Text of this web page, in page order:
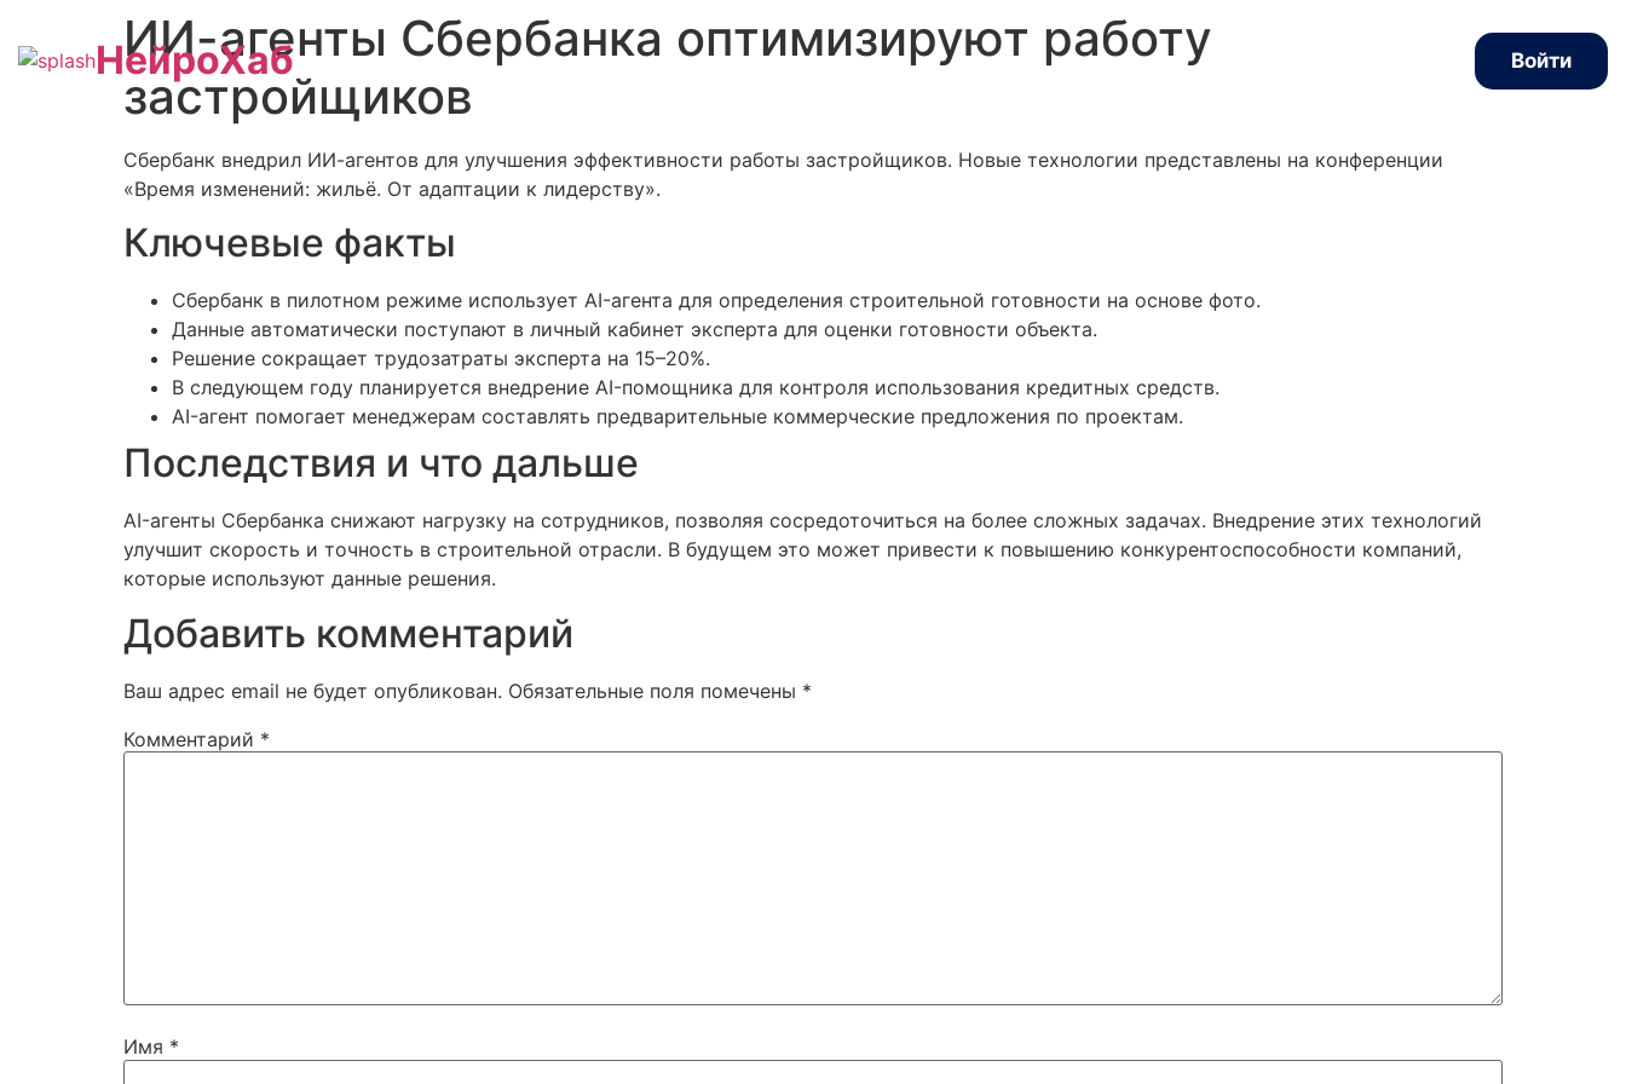
НейроХаб Войти
ИИ-агенты Сбербанка оптимизируют работу
застройщиков
Сбербанк внедрил ИИ-агентов для улучшения эффективности работы застройщиков. Новые технологии представлены на конференции
«Время изменений: жильё. От адаптации к лидерству».
Ключевые факты
Сбербанк в пилотном режиме использует AI-агента для определения строительной готовности на основе фото.
Данные автоматически поступают в личный кабинет эксперта для оценки готовности объекта.
Решение сокращает трудозатраты эксперта на 15–20%.
В следующем году планируется внедрение AI-помощника для контроля использования кредитных средств.
AI-агент помогает менеджерам составлять предварительные коммерческие предложения по проектам.
Последствия и что дальше
AI-агенты Сбербанка снижают нагрузку на сотрудников, позволяя сосредоточиться на более сложных задачах. Внедрение этих технологий
улучшит скорость и точность в строительной отрасли. В будущем это может привести к повышению конкурентоспособности компаний,
которые используют данные решения.
Добавить комментарий
Ваш адрес email не будет опубликован. Обязательные поля помечены *
Комментарий *
Имя *